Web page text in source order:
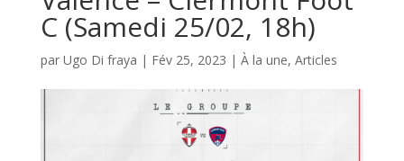
C (Samedi 25/02, 18h)
par Ugo Di fraya | Fév 25, 2023 | À la une, Articles